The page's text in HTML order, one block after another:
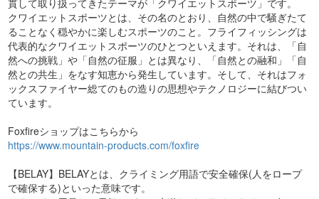
クワイエットスポーツとは、その名のとおり、自然の中で騒ぎたて
ることなく穏やかに楽しむスポーツのこと。フライフィッシングは
代表的なクワイエットスポーツのひとつといえます。それは、「自
然への挑戦」や「自然の征服」とは異なり、「自然との融和」「自
然との共生」をなす知恵から発生しています。そして、それはフォ
ックスファイヤー総てのもの造りの思想やテクノロジーに結びつい
ています。
Foxfireショップはこちらから
https://www.mountain-products.com/foxfire
【BELAY】BELAYとは、クライミング用語で安全確保(人をロープ
で確保する)といった意味です。